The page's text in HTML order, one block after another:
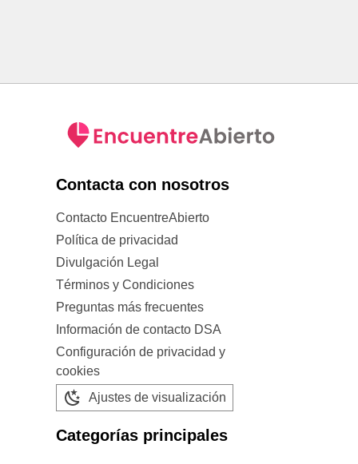
Contacta con nosotros
Contacto EncuentreAbierto
Política de privacidad
Divulgación Legal
Términos y Condiciones
Preguntas más frecuentes
Información de contacto DSA
Configuración de privacidad y
cookies
Ajustes de visualización
Categorías principales